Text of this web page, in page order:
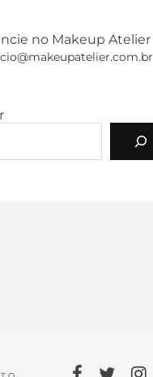
no Makeup Atelier